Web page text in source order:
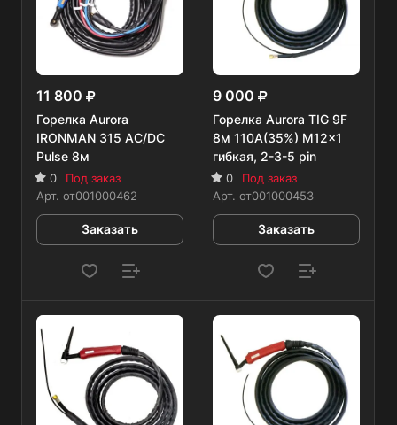
11 800
Горелка Aurora
IRONMAN 315 AC/DC
Pulse 8м
0
Под заказ
Арт. от001000462
Заказать
9 000
Горелка Aurora TIG 9F
8м 110А(35%) M12x1
гибкая, 2-3-5 pin
0
Под заказ
Арт. от001000453
Заказать